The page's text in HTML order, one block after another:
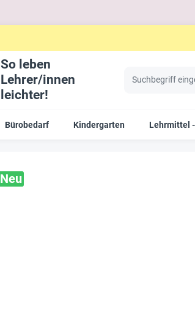
So leben
Lehrer/innen
leichter!
Bürobedarf Kindergarten Lehrmittel
Neu